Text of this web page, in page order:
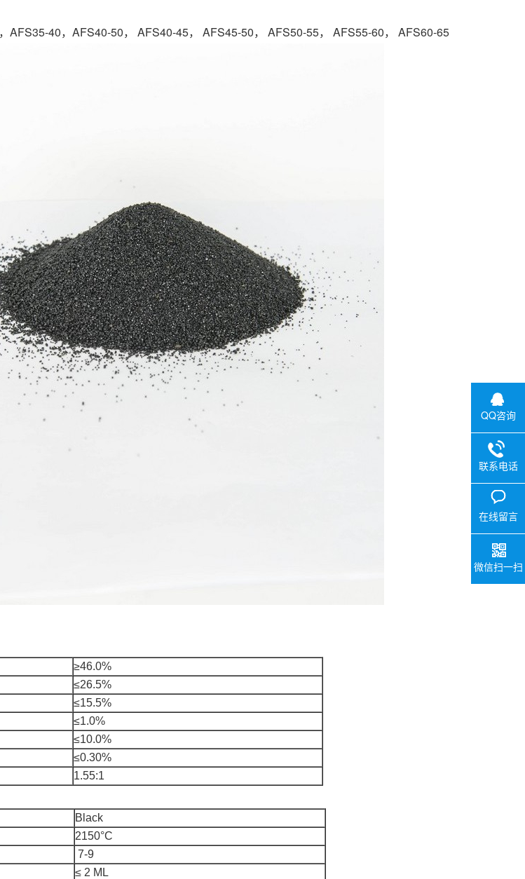
：
AFS35-40，AFS40-50， AFS40-45， AFS45-50， AFS50-55， AFS55-60， AFS60-65
如下：
≥46.0%
≤26.5%
≤15.5%
≤1.0%
≤10.0%
≤0.30%
1.55:1
Black
2150°C
7-9
≤ 2 ML
QQ咨询
联系电话
在线留言
微信扫一扫